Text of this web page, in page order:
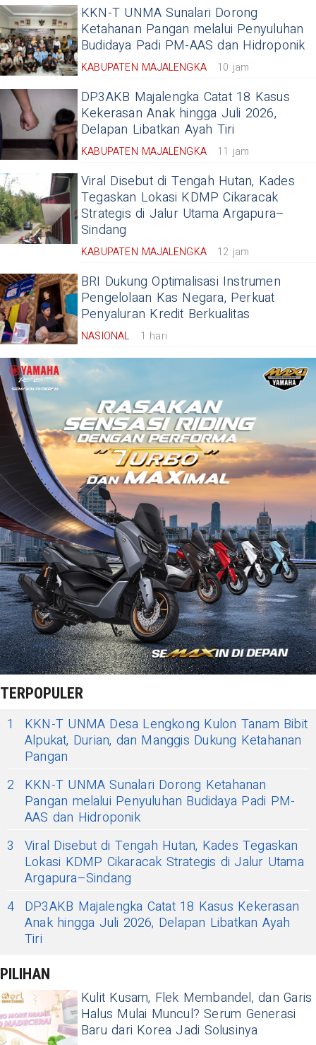
KKN-T UNMA Sunalari Dorong
Ketahanan Pangan melalui Penyuluhan
Budidaya Padi PM-AAS dan Hidroponik
KABUPATEN MAJALENGKA 10 jam
DP3AKB Majalengka Catat 18 Kasus
Kekerasan Anak hingga Juli 2026,
Delapan Libatkan Ayah Tiri
KABUPATEN MAJALENGKA 11 jam
Viral Disebut di Tengah Hutan, Kades
Tegaskan Lokasi KDMP Cikaracak
Strategis di Jalur Utama Argapura–
Sindang
KABUPATEN MAJALENGKA 12 jam
BRI Dukung Optimalisasi Instrumen
Pengelolaan Kas Negara, Perkuat
Penyaluran Kredit Berkualitas
NASIONAL 1 hari
TERPOPULER
1
KKN-T UNMA Desa Lengkong Kulon Tanam Bibit
Alpukat, Durian, dan Manggis Dukung Ketahanan
Pangan
2
KKN-T UNMA Sunalari Dorong Ketahanan
Pangan melalui Penyuluhan Budidaya Padi PM-
AAS dan Hidroponik
3
Viral Disebut di Tengah Hutan, Kades Tegaskan
Lokasi KDMP Cikaracak Strategis di Jalur Utama
Argapura–Sindang
4 DP3AKB Majalengka Catat 18 Kasus Kekerasan
Anak hingga Juli 2026, Delapan Libatkan Ayah
Tiri
PILIHAN
Kulit Kusam, Flek Membandel, dan Garis
Halus Mulai Muncul? Serum Generasi
Baru dari Korea Jadi Solusinya